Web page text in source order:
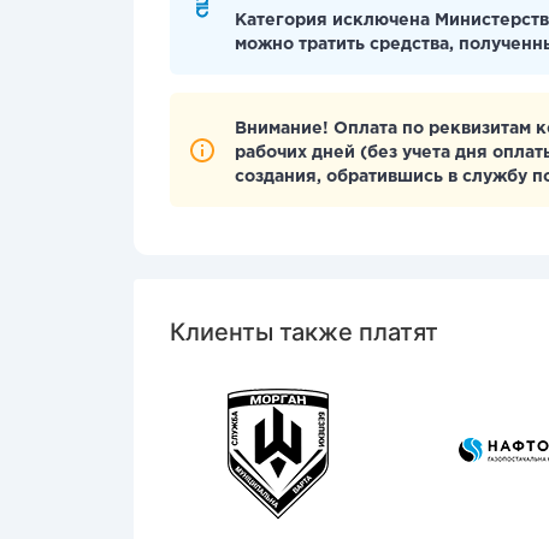
Категория исключена
можно тратить средства,
Внимание! Оплата по реквизитам
рабочих дней (без учета дня
создания, обратившись в службу
Клиенты также платят